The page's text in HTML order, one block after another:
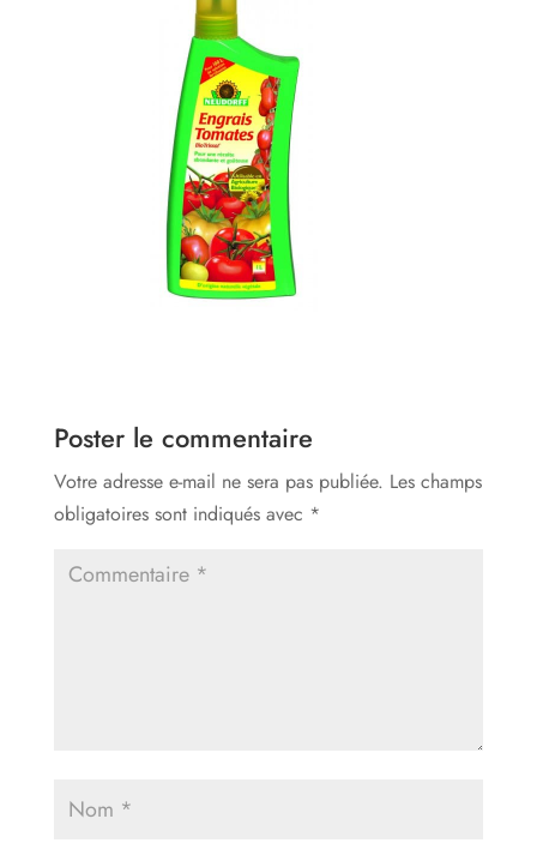
Poster le commentaire
Votre adresse e-mail ne sera pas publiée. Les champs
obligatoires sont indiqués avec *